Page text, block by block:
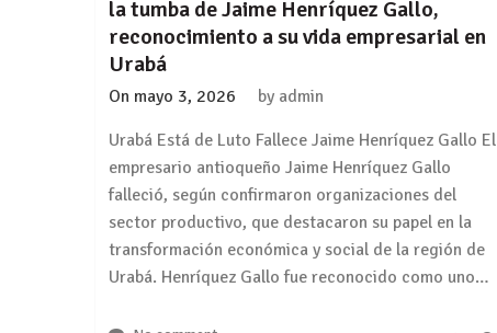
la tumba de Jaime Henríquez Gallo,
reconocimiento a su vida empresarial en
Urabá
On mayo 3, 2026 by admin
Urabá Está de Luto Fallece Jaime Henríquez Gallo El
empresario antioqueño Jaime Henríquez Gallo
falleció, según confirmaron organizaciones del
sector productivo, que destacaron su papel en la
transformación económica y social de la región de
Urabá. Henríquez Gallo fue reconocido como uno…